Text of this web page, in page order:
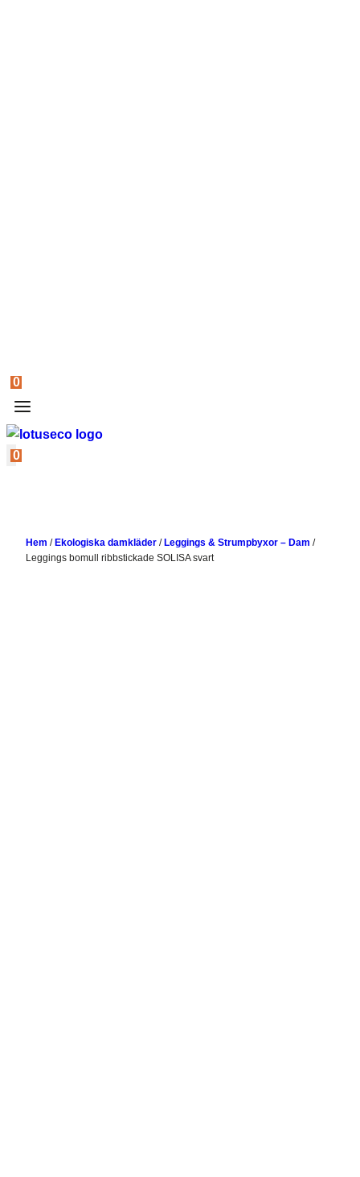
0
0
Hem / Ekologiska damkläder / Leggings & Strumpbyxor – Dam /
Leggings bomull ribbstickade SOLISA svart